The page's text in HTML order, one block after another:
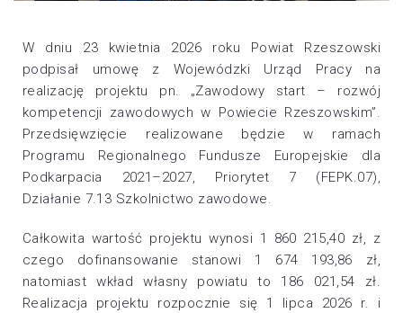
W dniu 23 kwietnia 2026 roku Powiat Rzeszowski
podpisał umowę z Wojewódzki Urząd Pracy na
realizację projektu pn. „Zawodowy start – rozwój
kompetencji zawodowych w Powiecie Rzeszowskim”.
Przedsięwzięcie realizowane będzie w ramach
Programu Regionalnego Fundusze Europejskie dla
Podkarpacia 2021–2027, Priorytet 7 (FEPK.07),
Działanie 7.13 Szkolnictwo zawodowe.
Całkowita wartość projektu wynosi 1 860 215,40 zł, z
czego dofinansowanie stanowi 1 674 193,86 zł,
natomiast wkład własny powiatu to 186 021,54 zł.
Realizacja projektu rozpocznie się 1 lipca 2026 r. i